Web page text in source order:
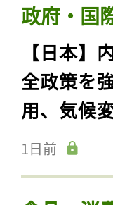
政府・国
【日本】
全政策を
用、気候
1日前